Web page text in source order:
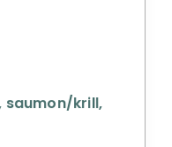
saumon/krill,